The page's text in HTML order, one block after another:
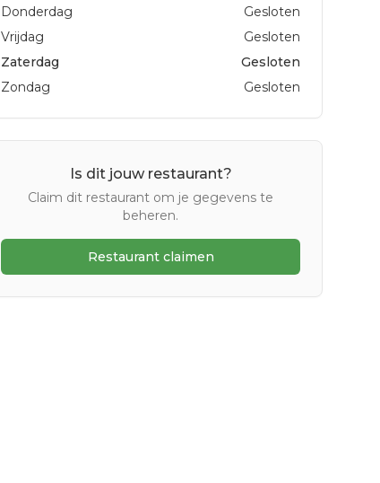
Donderdag
Gesloten
Vrijdag
Gesloten
Zaterdag
Gesloten
Zondag
Gesloten
Is dit jouw restaurant?
Claim dit restaurant om je gegevens te
beheren.
Restaurant claimen